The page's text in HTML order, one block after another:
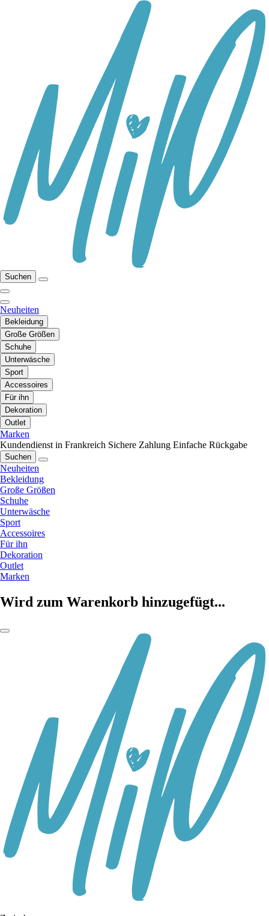
Suchen
Neuheiten
Bekleidung
Große Größen
Schuhe
Unterwäsche
Sport
Accessoires
Für ihn
Dekoration
Outlet
Marken
Kundendienst in Frankreich Sichere Zahlung Einfache Rückgabe
Suchen
Neuheiten
Bekleidung
Große Größen
Schuhe
Unterwäsche
Sport
Accessoires
Für ihn
Dekoration
Outlet
Marken
Wird zum Warenkorb hinzugefügt...